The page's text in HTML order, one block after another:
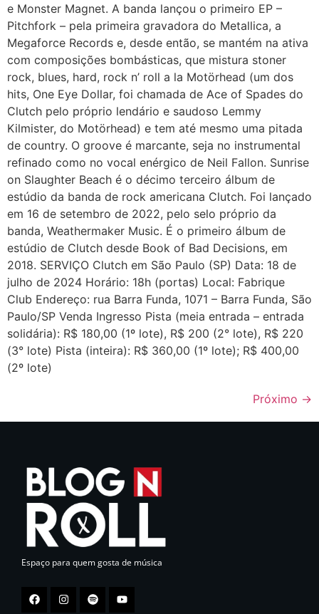
e Monster Magnet. A banda lançou o primeiro EP –
Pitchfork – pela primeira gravadora do Metallica, a
Megaforce Records e, desde então, se mantém na ativa
com composições bombásticas, que mistura stoner
rock, blues, hard, rock n’ roll a la Motörhead (um dos
hits, One Eye Dollar, foi chamada de Ace of Spades do
Clutch pelo próprio lendário e saudoso Lemmy
Kilmister, do Motörhead) e tem até mesmo uma pitada
de country. O groove é marcante, seja no instrumental
refinado como no vocal enérgico de Neil Fallon. Sunrise
on Slaughter Beach é o décimo terceiro álbum de
estúdio da banda de rock americana Clutch. Foi lançado
em 16 de setembro de 2022, pelo selo próprio da
banda, Weathermaker Music. É o primeiro álbum de
estúdio de Clutch desde Book of Bad Decisions, em
2018. SERVIÇO Clutch em São Paulo (SP) Data: 18 de
julho de 2024 Horário: 18h (portas) Local: Fabrique
Club Endereço: rua Barra Funda, 1071 – Barra Funda, São
Paulo/SP Venda Ingresso Pista (meia entrada – entrada
solidária): R$ 180,00 (1º lote), R$ 200 (2° lote), R$ 220
(3° lote) Pista (inteira): R$ 360,00 (1º lote); R$ 400,00
(2º lote)
Próximo →
Espaço para quem gosta de música